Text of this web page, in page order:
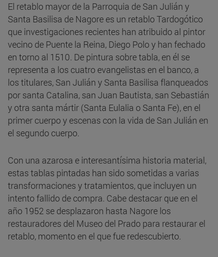
El retablo mayor de la Parroquia de San Julián y
Santa Basilisa de Nagore es un retablo Tardogótico
que investigaciones recientes han atribuido al pintor
vecino de Puente la Reina, Diego Polo y han fechado
en torno al 1510. De pintura sobre tabla, en él se
representa a los cuatro evangelistas en el banco, a
los titulares, San Julián y Santa Basilisa flanqueados
por santa Catalina, san Juan Bautista, san Sebastián
y otra santa mártir (Santa Eulalia o Santa Fe), en el
primer cuerpo y escenas con la vida de San Julián en
el segundo cuerpo.
Con una azarosa e interesantísima historia material,
estas tablas pintadas han sido sometidas a varias
transformaciones y tratamientos, que incluyen un
intento fallido de compra. Cabe destacar que en el
año 1952 se desplazaron hasta Nagore los
restauradores del Museo del Prado para restaurar el
retablo, momento en el que fue redescubierto.